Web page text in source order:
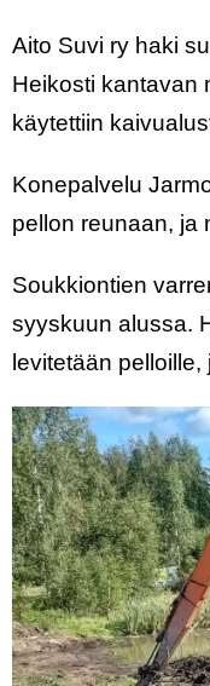
Aito Suvi ry haki
Heikosti kantavan
käytettiin
Konepalvelu
pellon reunaan, ja
Soukkiontien
syyskuun alussa.
levitetään